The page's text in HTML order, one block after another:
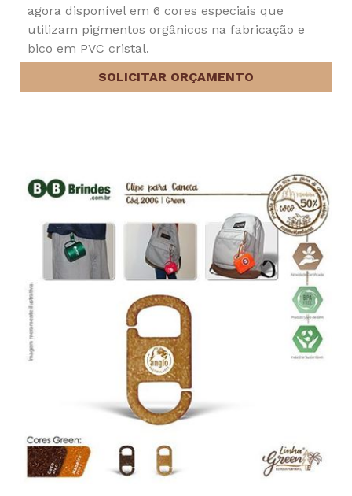
agora disponível em 6 cores especiais que
utilizam pigmentos orgânicos na fabricação e
bico em PVC cristal.
SOLICITAR ORÇAMENTO